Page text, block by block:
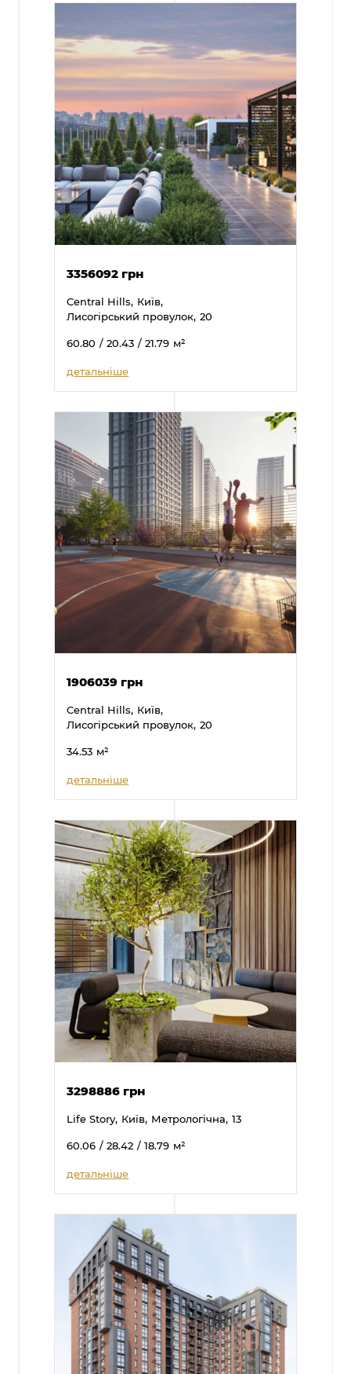
3356092 грн
Central Hills, Київ,
Лисогірський провулок, 20
60.80 / 20.43 / 21.79 м²
детальніше
1906039 грн
Central Hills, Київ,
Лисогірський провулок, 20
34.53 м²
детальніше
3298886 грн
Life Story, Київ, Метрологічна, 13
60.06 / 28.42 / 18.79 м²
детальніше